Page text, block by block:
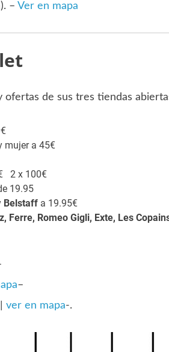
– Ver en mapa
ofertas de sus tres tiendas
mujer a 45€
2 x 100€
19.95
Belstaffa 19.95€
Ferre, Romeo Gigli, Exte, Les
–
ver en mapa-.